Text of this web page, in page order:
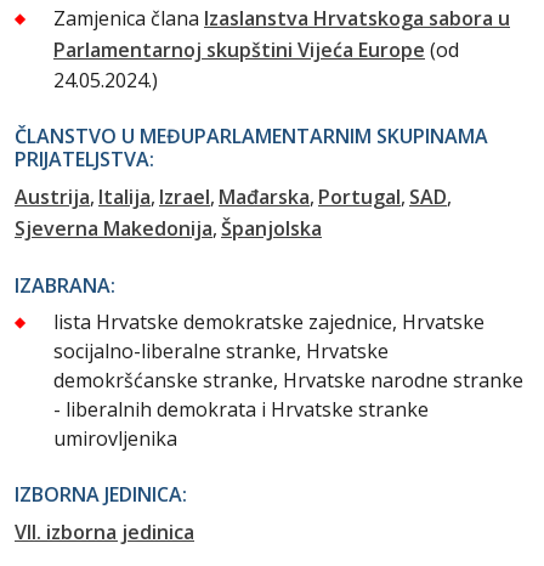
Zamjenica člana Izaslanstva Hrvatskoga sabora u
Parlamentarnoj skupštini Vijeća Europe (od
24.05.2024.)
ČLANSTVO U MEĐUPARLAMENTARNIM SKUPINAMA
PRIJATELJSTVA:
Austrija Italija Izrael Mađarska Portugal SAD
Sjeverna Makedonija Španjolska
IZABRANA:
lista Hrvatske demokratske zajednice, Hrvatske
socijalno-liberalne stranke, Hrvatske
demokršćanske stranke, Hrvatske narodne stranke
- liberalnih demokrata i Hrvatske stranke
umirovljenika
IZBORNA JEDINICA:
VII. izborna jedinica